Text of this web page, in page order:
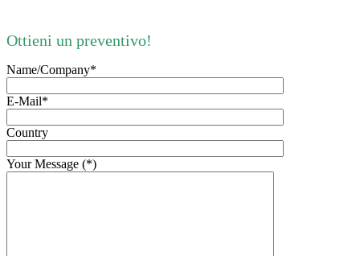
Ottieni un preventivo!
Name/Company*
E-Mail*
Country
Your Message (*)